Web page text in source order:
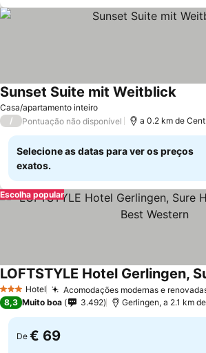
Casa/apartamento inteiro
Sunset Suite mit WeitblickVer
/ Pontuação não disponível a 0.2 km de
Selecione as datas para ver os preços
exatos.
Escolha popular
3 EstrelasHotel Acomodações modernas e
Ver preços
8,3 Muito boa 3.492 Gerlingen, a 2.1 km
De € 69